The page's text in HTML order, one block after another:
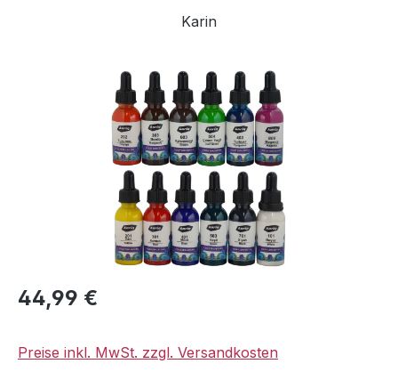
Karin
Bildergalerie überspringen
Regulärer Preis:
44,99 €
Preise inkl. MwSt. zzgl. Versandkosten